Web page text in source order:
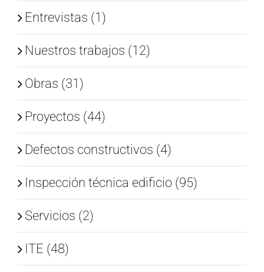
Entrevistas (1)
Nuestros trabajos (12)
Obras (31)
Proyectos (44)
Defectos constructivos (4)
Inspección técnica edificio (95)
Servicios (2)
ITE (48)